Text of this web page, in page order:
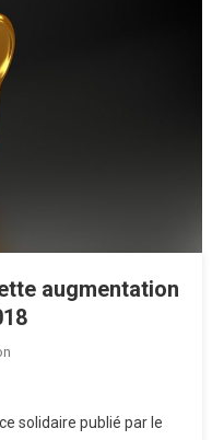
augmentation
solidaire publié par le